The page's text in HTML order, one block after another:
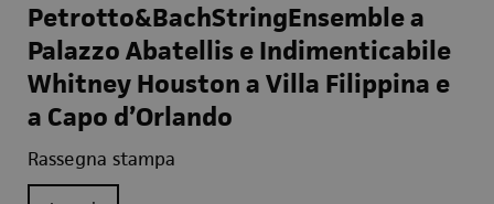
Petrotto&BachStringEnsemble a
Palazzo Abatellis e Indimenticabile
Whitney Houston a Villa Filippina e
a Capo d’Orlando
Rassegna stampa